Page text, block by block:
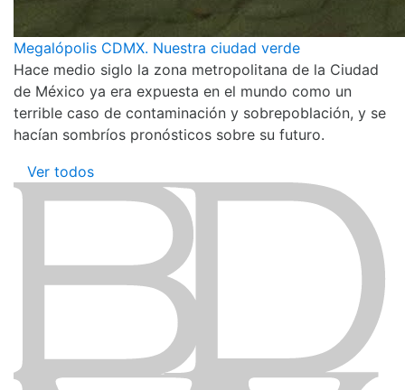
Megalópolis CDMX. Nuestra ciudad verde
Hace medio siglo la zona metropolitana de la Ciudad
de México ya era expuesta en el mundo como un
terrible caso de contaminación y sobrepoblación, y se
hacían sombríos pronósticos sobre su futuro.
Ver todos